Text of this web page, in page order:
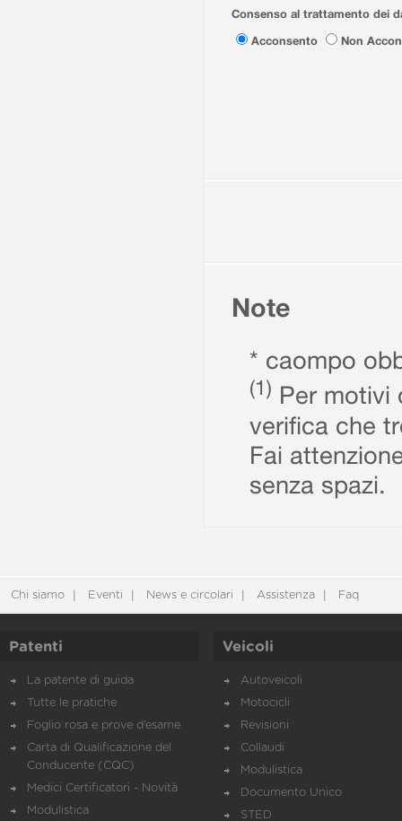
Consenso al trattamento dei
Acconsento
Non
Note
* caompo
(1) Per motivi
verifica che
Fai
senza spazi.
Chi siamo Eventi News e circolari Assistenza Faq
Patenti
La patente di guida
Tutte le pratiche
Foglio rosa e prove d’esame
Carta di Qualificazione del
Conducente (CQC)
Medici Certificatori - Novità
Modulistica
Veicoli
Autoveicoli
Motocicli
Revisioni
Collaudi
Modulistica
Documento Unico
STED